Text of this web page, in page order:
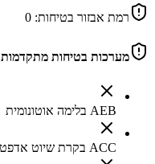
רמת אבזור בטיחות: 0
מערכות בטיחות מתקדמות
AEB בלימה אוטונומית
ACC בקרת שיוט אדפטיבית